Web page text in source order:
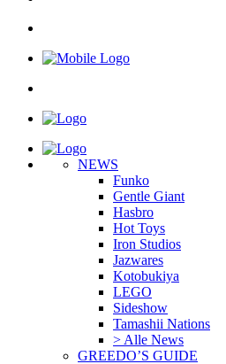
NEWS
Funko
Gentle Giant
Hasbro
Hot Toys
Iron Studios
Jazwares
Kotobukiya
LEGO
Sideshow
Tamashii Nations
> Alle News
GREEDO’S GUIDE